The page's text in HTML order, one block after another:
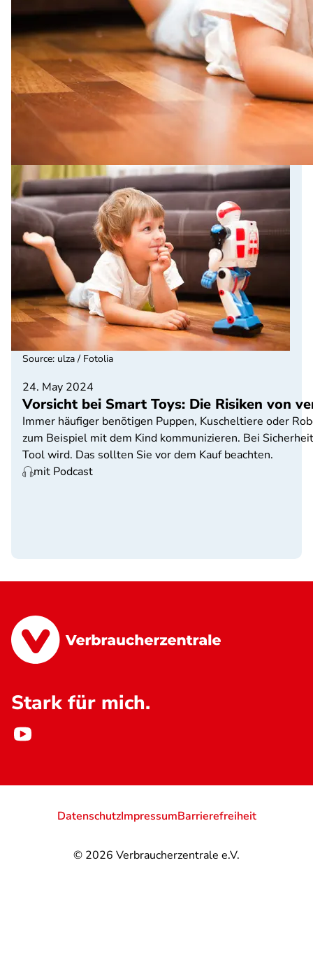
24. May 2024
Vorsicht bei Smart Toys: Die Risiken von
Immer häufiger benötigen Puppen, Kuscheltiere oder
zum Beispiel mit dem Kind kommunizieren. Bei
Tool wird. Das sollten Sie vor dem Kauf beachten.
mit Podcast
Source: ulza / Fotolia
Stark für mich.
© 2026 Verbraucherzentrale e.V.
DatenschutzImpressumBarrierefreiheit